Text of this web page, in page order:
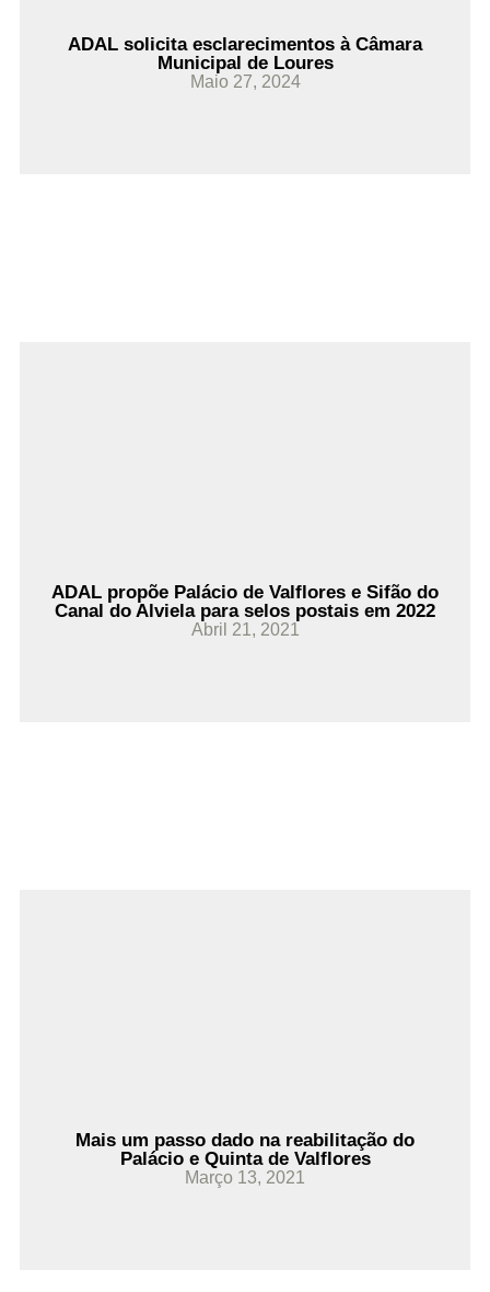
ADAL solicita esclarecimentos à Câmara
Municipal de Loures
Maio 27, 2024
ADAL propõe Palácio de Valflores e Sifão do
Canal do Alviela para selos postais em 2022
Abril 21, 2021
Mais um passo dado na reabilitação do
Palácio e Quinta de Valflores
Março 13, 2021